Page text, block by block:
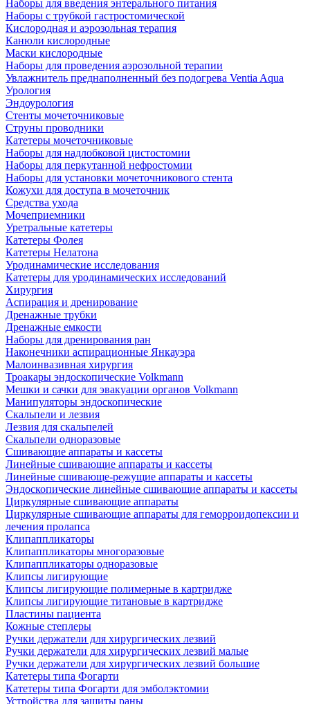
Наборы для введения энтерального питания
Наборы с трубкой гастростомической
Кислородная и аэрозольная терапия
Канюли кислородные
Маски кислородные
Наборы для проведения аэрозольной терапии
Увлажнитель преднаполненный без подогрева Ventia Aqua
Урология
Эндоурология
Стенты мочеточниковые
Струны проводники
Катетеры мочеточниковые
Наборы для надлобковой цистостомии
Наборы для перкутанной нефростомии
Наборы для установки мочеточникового стента
Кожухи для доступа в мочеточник
Средства ухода
Мочеприемники
Уретральные катетеры
Катетеры Фолея
Катетеры Нелатона
Уродинамические исследования
Катетеры для уродинамических исследований
Хирургия
Аспирация и дренирование
Дренажные трубки
Дренажные емкости
Наборы для дренирования ран
Наконечники аспирационные Янкауэра
Малоинвазивная хирургия
Троакары эндоскопические Volkmann
Мешки и сачки для эвакуации органов Volkmann
Манипуляторы эндоскопические
Скальпели и лезвия
Лезвия для скальпелей
Скальпели одноразовые
Сшивающие аппараты и кассеты
Линейные сшивающие аппараты и кассеты
Линейные сшивающе-режущие аппараты и кассеты
Эндоскопические линейные сшивающие аппараты и кассеты
Циркулярные сшивающие аппараты
Циркулярные сшивающие аппараты для геморроидопексии и
лечения пролапса
Клипаппликаторы
Клипаппликаторы многоразовые
Клипаппликаторы одноразовые
Клипсы лигирующие
Клипсы лигирующие полимерные в картридже
Клипсы лигирующие титановые в картридже
Пластины пациента
Кожные степлеры
Ручки держатели для хирургических лезвий
Ручки держатели для хирургических лезвий малые
Ручки держатели для хирургических лезвий большие
Катетеры типа Фогарти
Катетеры типа Фогарти для эмболэктомии
Устройства для защиты раны